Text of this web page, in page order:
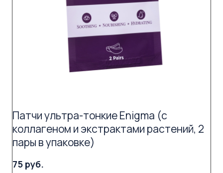
Патчи ультра-тонкие Enigma (с
коллагеном и экстрактами растений, 2
пары в упаковке)
75 руб.